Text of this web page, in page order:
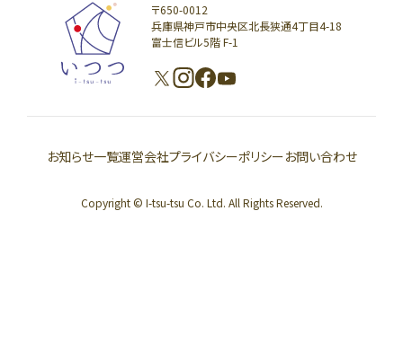
〒650-0012
兵庫県神戸市中央区北長狭通4丁目4-18
富士信ビル5階 F-1
お知らせ一覧運営会社プライバシーポリシーお問い合わせ
Copyright © I-tsu-tsu Co. Ltd. All Rights Reserved.